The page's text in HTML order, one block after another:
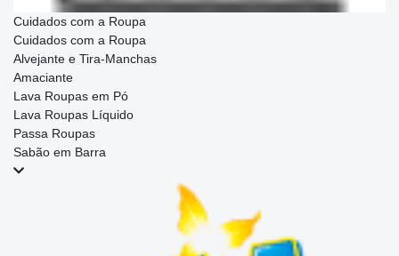
Cuidados com a Roupa
Cuidados com a Roupa
Alvejante e Tira-Manchas
Amaciante
Lava Roupas em Pó
Lava Roupas Líquido
Passa Roupas
Sabão em Barra